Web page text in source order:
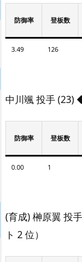
防御率 登板数
3.49 126
中川颯 投手 (23)
防御率 登板数
0.00 1
(育成) 榊原翼 投
ト 2 位）